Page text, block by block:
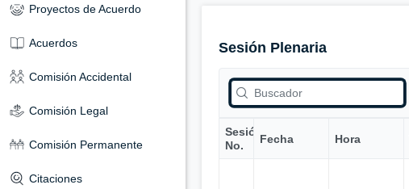
Proyectos de Acuerdo
Acuerdos
Comisión Accidental
Comisión Legal
Comisión Permanente
Citaciones
Sesión Plenaria
Sesión
No.
Fecha Hora